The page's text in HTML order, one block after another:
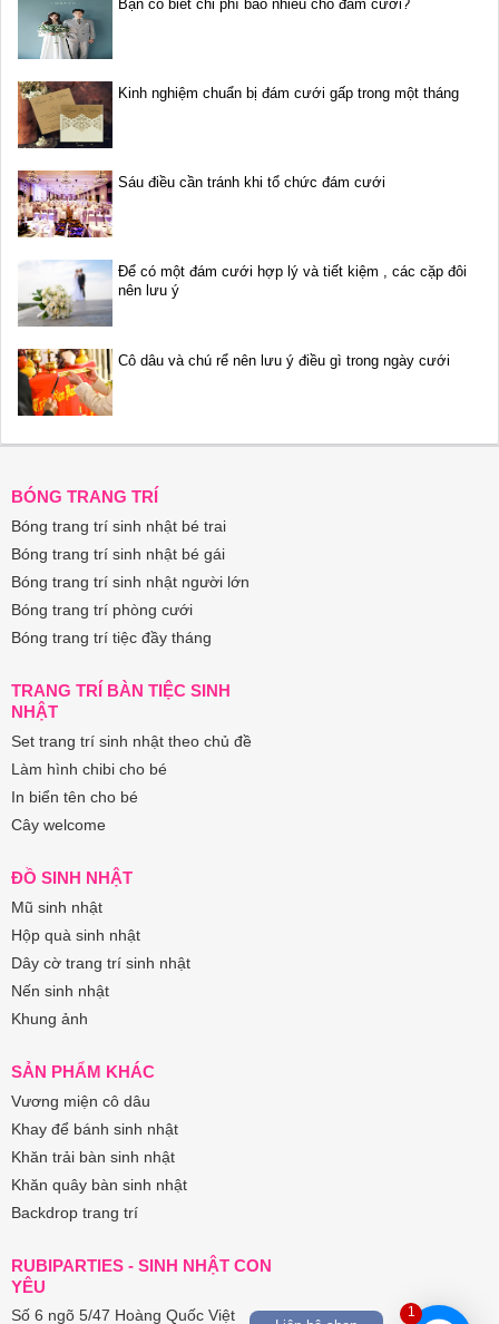
1
Bạn có biết chi phí bao nhiêu cho đám cưới?
Kinh nghiệm chuẩn bị đám cưới gấp trong một tháng
Sáu điều cần tránh khi tổ chức đám cưới
Để có một đám cưới hợp lý và tiết kiệm , các cặp đôi
nên lưu ý
Cô dâu và chú rể nên lưu ý điều gì trong ngày cưới
BÓNG TRANG TRÍ
Bóng trang trí sinh nhật bé trai
Bóng trang trí sinh nhật bé gái
Bóng trang trí sinh nhật người lớn
Bóng trang trí phòng cưới
Bóng trang trí tiệc đầy tháng
TRANG TRÍ BÀN TIỆC SINH
NHẬT
Set trang trí sinh nhật theo chủ đề
Làm hình chibi cho bé
In biển tên cho bé
Cây welcome
ĐỒ SINH NHẬT
Mũ sinh nhật
Hộp quà sinh nhật
Dây cờ trang trí sinh nhật
Nến sinh nhật
Khung ảnh
SẢN PHẨM KHÁC
Vương miện cô dâu
Khay để bánh sinh nhật
Khăn trải bàn sinh nhật
Khăn quây bàn sinh nhật
Backdrop trang trí
RUBIPARTIES - SINH NHẬT CON
YÊU
Số 6 ngõ 5/47 Hoàng Quốc Việt